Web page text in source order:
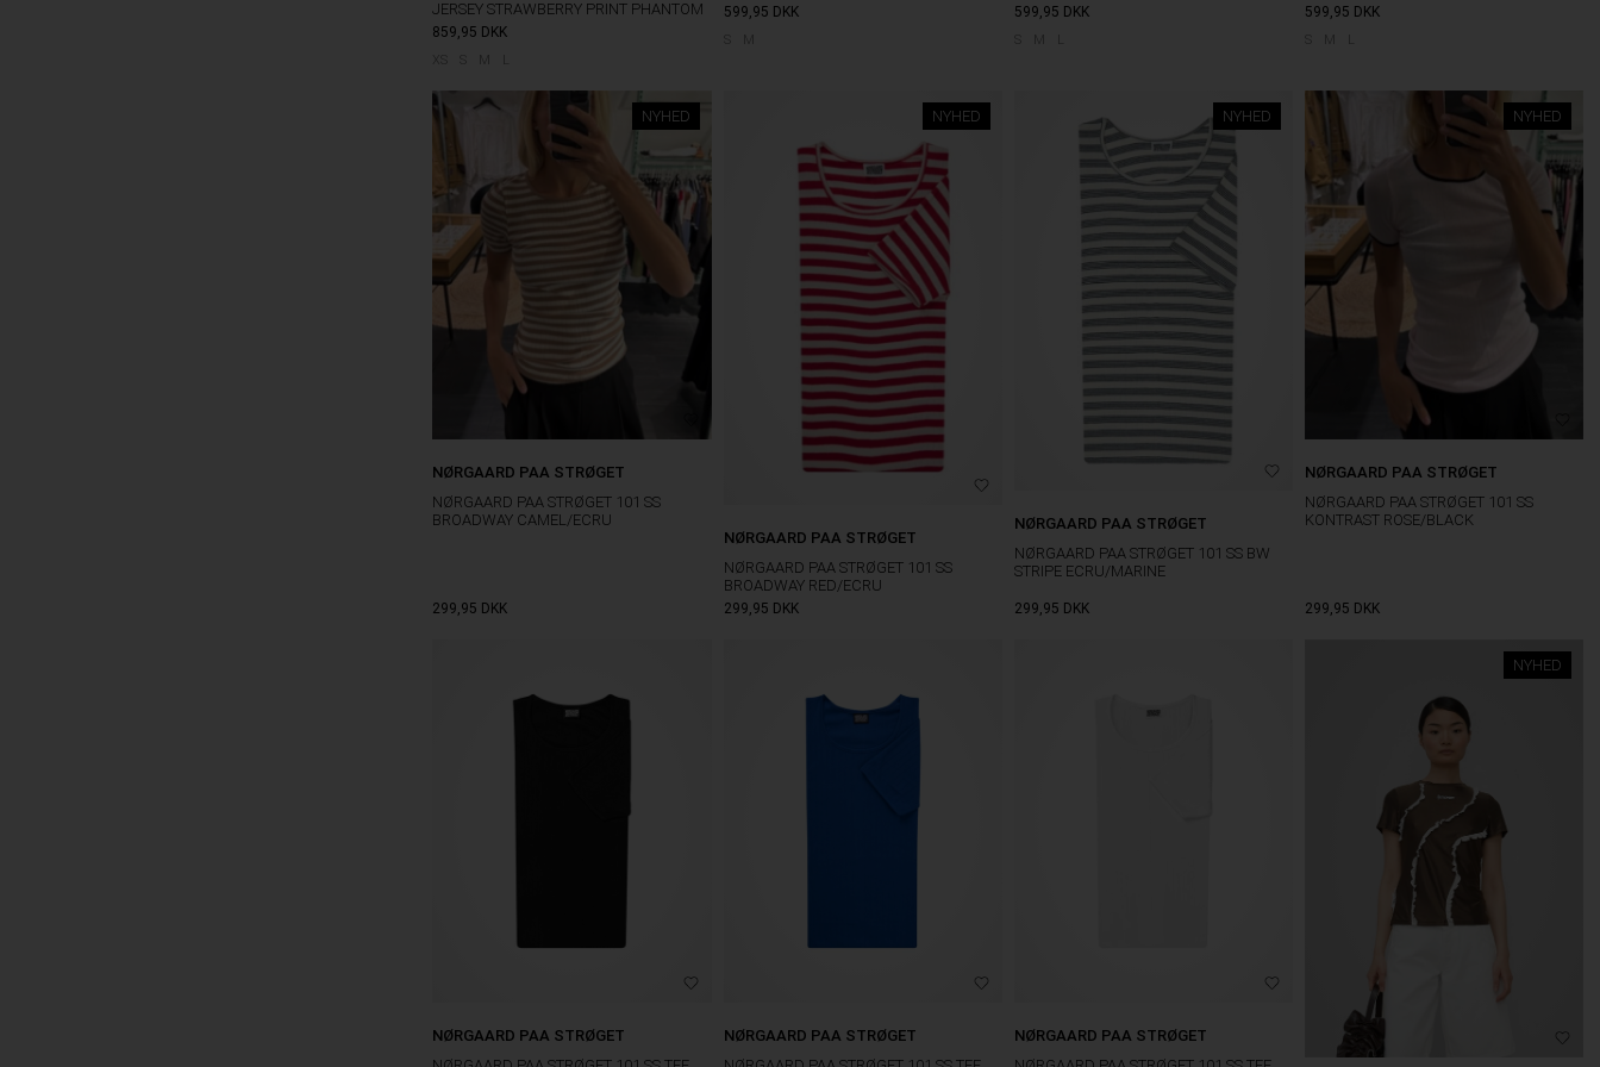
JERSEY STRAWBERRY PRINT PHANTOM
859,95 DKK
M
599,95 DKK
M
599,95 DKK
M
599,95 DKK
M
NYHED
NØRGAARD PAA STRØGET
NØRGAARD PAA STRØGET 101 SS
BROADWAY CAMEL/ECRU
299,95 DKK
NYHED
NØRGAARD PAA STRØGET
NØRGAARD PAA STRØGET 101 SS
BROADWAY RED/ECRU
299,95 DKK
NYHED
NØRGAARD PAA STRØGET
NØRGAARD PAA STRØGET 101 SS BW
STRIPE ECRU/MARINE
299,95 DKK
NYHED
NØRGAARD PAA STRØGET
NØRGAARD PAA STRØGET 101 SS
KONTRAST ROSE/BLACK
299,95 DKK
NØRGAARD PAA STRØGET
NØRGAARD PAA STRØGET
NØRGAARD PAA STRØGET
NYHED